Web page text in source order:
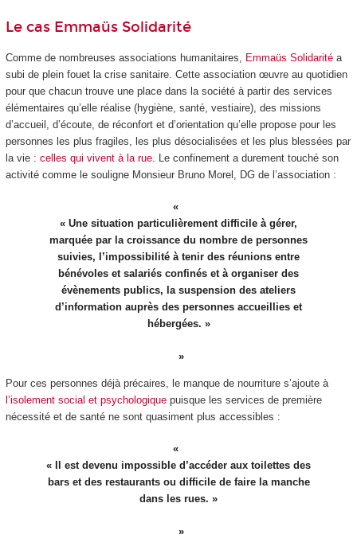
Le cas Emmaüs Solidarité
Comme de nombreuses associations humanitaires, Emmaüs Solidaritéa
subi de plein fouet la crise sanitaire. Cette association œuvre au quotidien
pour que chacun trouve une place dans la société à partir des services
élémentaires qu’elle réalise (hygiène, santé, vestiaire), des missions
d’accueil, d’écoute, de réconfort et d’orientation qu’elle propose pour les
personnes les plus fragiles, les plus désocialisées et les plus blessées par
la vie : celles qui vivent à la rue. Le confinement a durement touché son
activité comme le souligne Monsieur Bruno Morel, DG de l’association :
« Une situation particulièrement difficile à gérer,
marquée par la croissance du nombre de personnes
suivies, l’impossibilité à tenir des réunions entre
bénévoles et salariés confinés et à organiser des
évènements publics, la suspension des ateliers
d’information auprès des personnes accueillies et
hébergées. »
Pour ces personnes déjà précaires, le manque de nourriture s’ajoute à
l’isolement social et psychologiquepuisque les services de première
nécessité et de santé ne sont quasiment plus accessibles :
« Il est devenu impossible d’accéder aux toilettes des
bars et des restaurants ou difficile de faire la manche
dans les rues. »